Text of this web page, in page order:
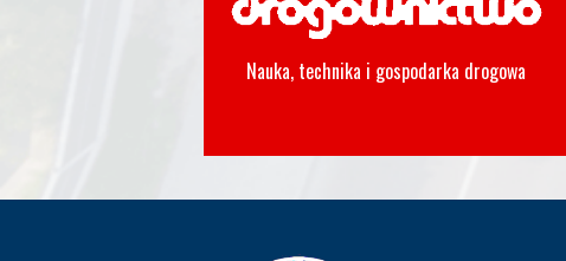
Nauka, technika i gospodarka drogowa